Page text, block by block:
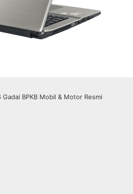
BPKB Mobil & Motor Resmi